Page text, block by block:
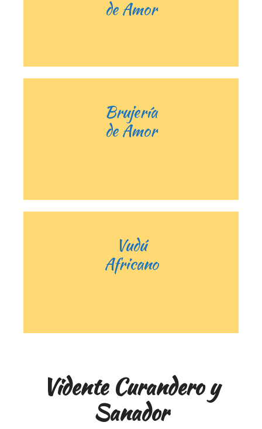
de Amor
Brujería
de Amor
Vudú
Africano
Vidente Curandero y
Sanador